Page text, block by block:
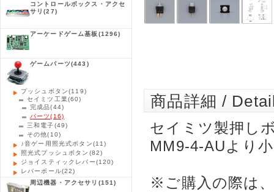
コントロールボックス・アクセ
サリ(27)
アーケードゲーム基板 (1296)
ゲームパーツ(443)
プッシュボタン(119)
セイミツ工業(60)
完成品(44)
パーツ(16)
三和電子(49)
その他(10)
♪音ゲー用照光式ボタン(11)
照光式プッシュボタン (82)
ジョイスティックレバー(120)
レバーボール(22)
周辺機器・アクセサリ (151)
商品詳細 /
セイミツ製押し
MM9-4-AUより
※ご購入の際は